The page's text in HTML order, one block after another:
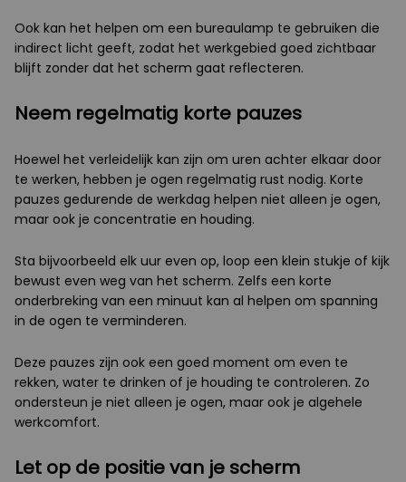
Ook kan het helpen om een bureaulamp te gebruiken die
indirect licht geeft, zodat het werkgebied goed zichtbaar
blijft zonder dat het scherm gaat reflecteren.
Neem regelmatig korte pauzes
Hoewel het verleidelijk kan zijn om uren achter elkaar door
te werken, hebben je ogen regelmatig rust nodig. Korte
pauzes gedurende de werkdag helpen niet alleen je ogen,
maar ook je concentratie en houding.
Sta bijvoorbeeld elk uur even op, loop een klein stukje of kijk
bewust even weg van het scherm. Zelfs een korte
onderbreking van een minuut kan al helpen om spanning
in de ogen te verminderen.
Deze pauzes zijn ook een goed moment om even te
rekken, water te drinken of je houding te controleren. Zo
ondersteun je niet alleen je ogen, maar ook je algehele
werkcomfort.
Let op de positie van je scherm